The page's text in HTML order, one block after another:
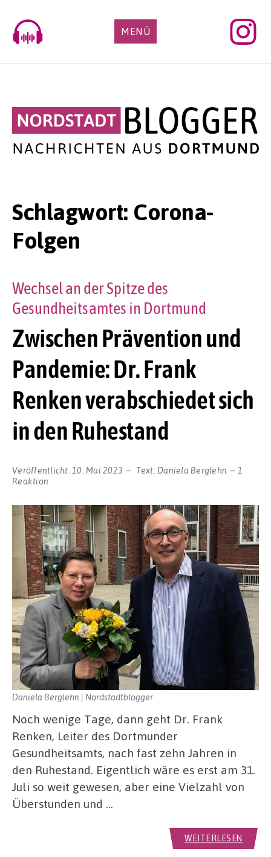
content
MENÜ
Schlagwort: Corona-
Folgen
Zwischen Prävention und
Pandemie: Dr. Frank
Renken verabschiedet sich
in den Ruhestand
Wechsel an der Spitze des
Gesundheitsamtes in Dortmund
Veröffentlicht: 10. Mai 2023 Text:Daniela Berglehn
1
Reaktion
Daniela Berglehn | Nordstadtblogger
Noch wenige Tage, dann geht Dr. Frank
Renken, Leiter des Dortmunder
Gesundheitsamts, nach fast zehn Jahren in
den Ruhestand. Eigentlich wäre es erst am 31.
Juli so weit gewesen, aber eine Vielzahl von
Überstunden und …
WEITERLESEN